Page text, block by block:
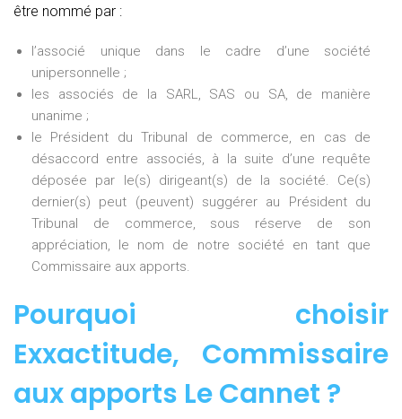
être nommé par :
l’associé unique dans le cadre d’une société
unipersonnelle ;
les associés de la SARL, SAS ou SA, de manière
unanime ;
le Président du Tribunal de commerce, en cas de
désaccord entre associés, à la suite d’une requête
déposée par le(s) dirigeant(s) de la société. Ce(s)
dernier(s) peut (peuvent) suggérer au Président du
Tribunal de commerce, sous réserve de son
appréciation, le nom de notre société en tant que
Commissaire aux apports.
Pourquoi choisir
Exxactitude, Commissaire
aux apports Le Cannet ?